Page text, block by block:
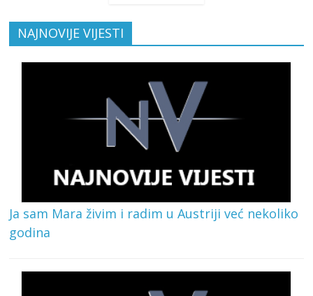
NAJNOVIJE VIJESTI
Ja sam Mara živim i radim u Austriji već nekoliko
godina